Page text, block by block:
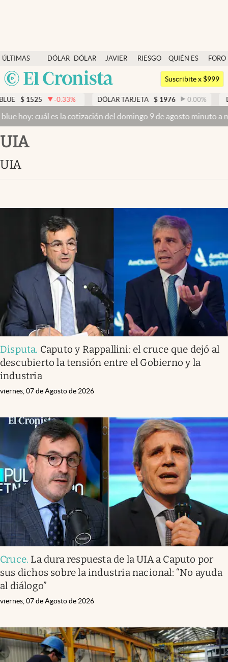
ÚLTIMAS
NOTICIAS
DÓLAR
DÓLAR
BLUE
JAVIER
RIESGO
QUIÉN ES
QUIÉN
FORO
Argentina
México
Dólar
Members
Economía y Política
Finanzas y Mercados
Mercados Online
Infotechnology
Clima
Mundial 2026
Eventos Corporativos
El Cronista Studio
Mediakit
abre en nueva pestaña
Argentina
Suscribite x $999
-0.33% DÓLAR TARJETA $ 1976 0.00% DÓLAR MEP $
la cotización del domingo 9 de agosto minuto a minutoDólar
UIA
UIA
Disputa. Caputo y Rappallini: el cruce que dejó al
descubierto la tensión entre el Gobierno y la
industria
viernes, 07 de Agosto de 2026
Cruce. La dura respuesta de la UIA a Caputo por
sus dichos sobre la industria nacional: “No ayuda
al diálogo”
viernes, 07 de Agosto de 2026